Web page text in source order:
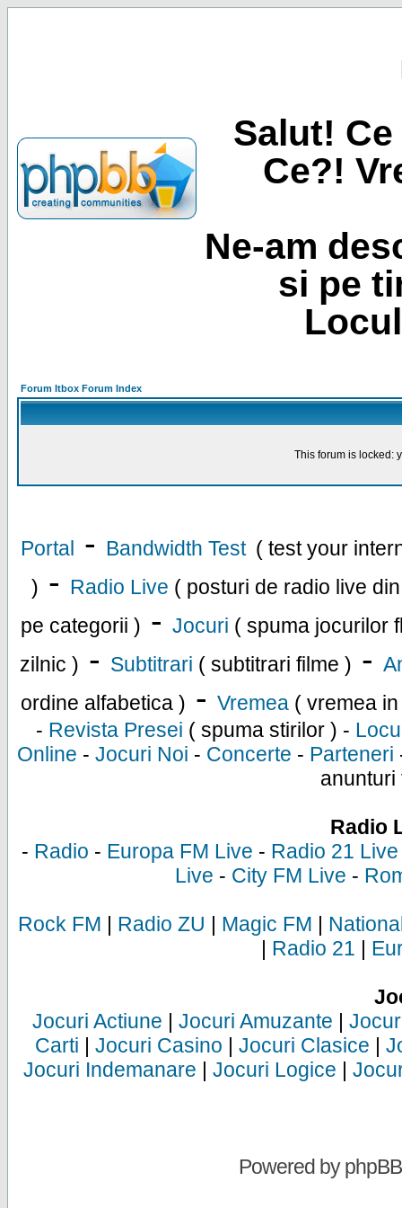
Salut!
Ce?!
Ne-am
si pe
Forum Itbox Forum Index
This forum is locked:
Portal - Bandwidth Test ( test your
) - Radio Live ( posturi de radio live
pe categorii ) - Jocuri ( spuma jocurilor
zilnic ) - Subtitrari ( subtitrari filme ) -
ordine alfabetica ) - Vremea ( vremea
- Revista Presei ( spuma stirilor ) -
Online - Jocuri Noi - Concerte - Parteneri
anunturi
Radio
- Radio - Europa FM Live - Radio 21 Live
Live - City FM Live -
Rock FM | Radio ZU | Magic FM |
| Radio 21 |
Jocuri Actiune | Jocuri Amuzante |
Carti | Jocuri Casino | Jocuri Clasice |
Jocuri Indemanare | Jocuri Logice |
Powered byphpBB